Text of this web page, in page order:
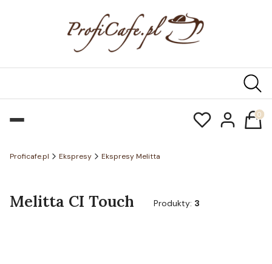
Proficafe.pl Ekspresy Ekspresy Melitta
Melitta CI Touch Produkty: 3